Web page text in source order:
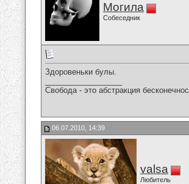
Могила
Собеседник
Здоровеньки булы.
Свобода - это абстракция
06.07.2010, 14:39
valsa
Любитель